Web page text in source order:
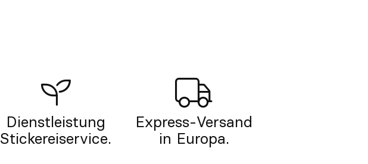
Dienstleistung
Stickereiservice.
Express-Versand
in Europa.